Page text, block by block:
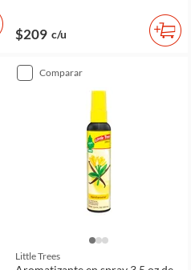
$209 c/u
comparar
Little Trees